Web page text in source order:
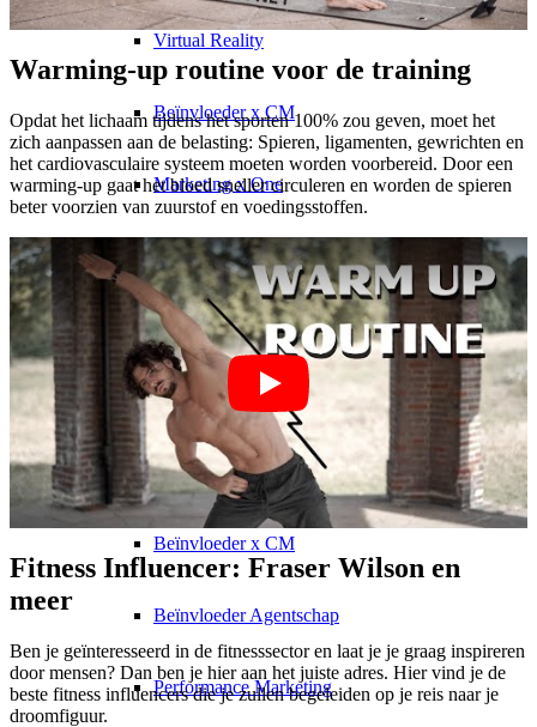
Virtual Reality
Beïnvloeder x CM
Marketing x One
Immobilien x Lukinski
Magazine x FIV
Couture x CM
Beïnvloeder
Beïnvloeder x CM
Beïnvloeder Agentschap
Performance Marketing
Warming-up routine voor de training
Opdat het lichaam tijdens het sporten 100% zou geven, moet het
zich aanpassen aan de belasting: Spieren, ligamenten, gewrichten en
het cardiovasculaire systeem moeten worden voorbereid. Door een
warming-up gaat het bloed sneller circuleren en worden de spieren
beter voorzien van zuurstof en voedingsstoffen.
Fitness Influencer: Fraser Wilson en
meer
Ben je geïnteresseerd in de fitnesssector en laat je je graag inspireren
door mensen? Dan ben je hier aan het juiste adres. Hier vind je de
beste fitness influencers die je zullen begeleiden op je reis naar je
droomfiguur.